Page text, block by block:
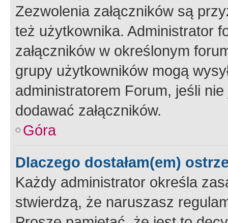
Zezwolenia załączników są
też użytkownika. Administrator
załączników w określonym
grupy użytkowników mogą
administratorem Forum, jeśli
dodawać załączników.
Góra
Dlaczego dostałam(em)
Każdy administrator określa
stwierdzą, że naruszasz